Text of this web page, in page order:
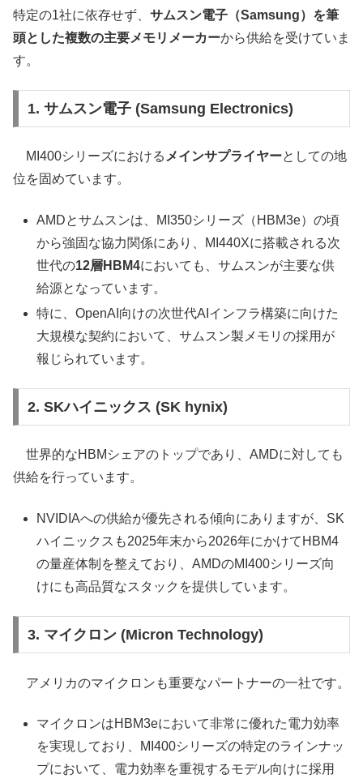
特定の1社に依存せず、 サムスン電子（Samsung）を筆
頭とした複数の主要メモリメーカーから供給を受けていま
す。
1. サムスン電子 (Samsung Electronics)
MI400シリーズにおける メインサプライヤーとしての地
位を固めています。
AMDとサムスンは、MI350シリーズ（HBM3e）の頃
から強固な協力関係にあり、MI440Xに搭載される次
世代の12層HBM4においても、サムスンが主要な供
給源となっています。
特に、OpenAI向けの次世代AIインフラ構築に向けた
大規模な契約において、サムスン製メモリの採用が
報じられています。
2. SKハイニックス (SK hynix)
世界的なHBMシェアのトップであり、AMDに対しても
供給を行っています。
NVIDIAへの供給が優先される傾向にありますが、SK
ハイニックスも2025年末から2026年にかけてHBM4
の量産体制を整えており、AMDのMI400シリーズ向
けにも高品質なスタックを提供しています。
3. マイクロン (Micron Technology)
アメリカのマイクロンも重要なパートナーの一社です。
マイクロンはHBM3eにおいて非常に優れた電力効率
を実現しており、MI400シリーズの特定のラインナッ
プにおいて、電力効率を重視するモデル向けに採用